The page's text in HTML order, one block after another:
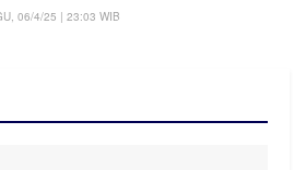
06/4/25 | 23:03 WIB